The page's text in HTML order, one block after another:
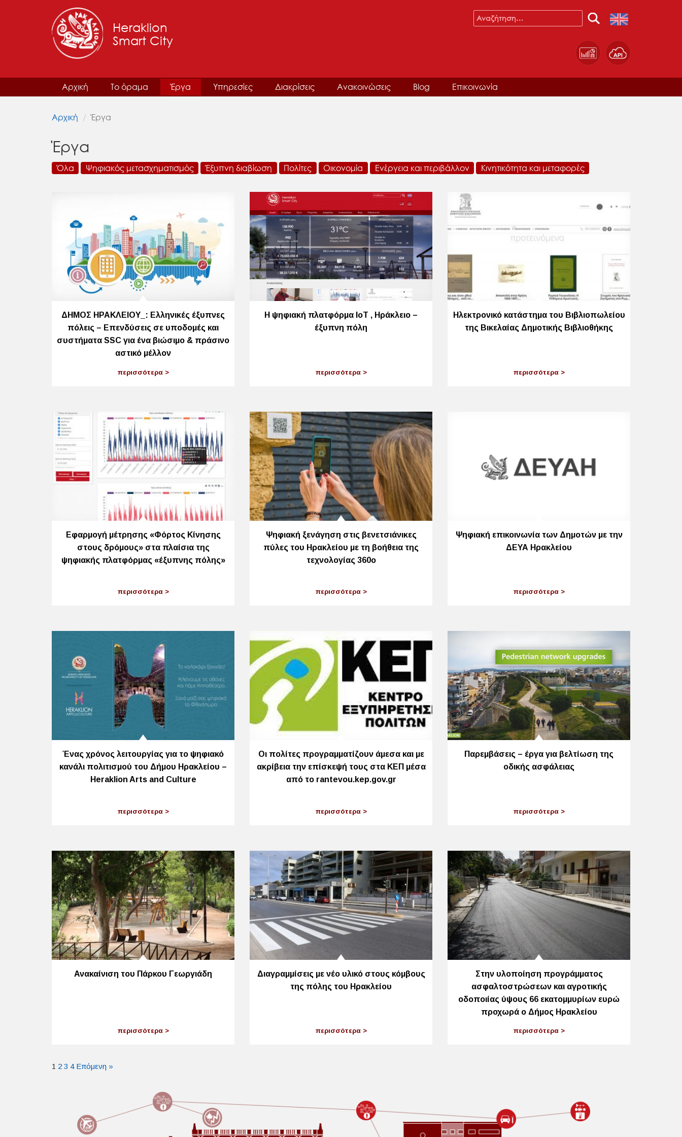
Heraklion
Smart City
Αρχική Το όραμα Έργα Υπηρεσίες Διακρίσεις Ανακοινώσεις Blog Επικοινωνία
Αρχική Έργα
Έργα
Όλα Ψηφιακός μετασχηματισμός Έξυπνη διαβίωση Πολίτες Οικονομία Ενέργεια και περιβάλλον Κινητικότητα και μεταφορές
ΔΗΜΟΣ ΗΡΑΚΛΕΙΟΥ_: Ελληνικές έξυπνες
πόλεις – Επενδύσεις σε υποδομές και
συστήματα SSC για ένα βιώσιμο & πράσινο
αστικό μέλλον
περισσότερα
Η ψηφιακή πλατφόρμα ΙοΤ , Ηράκλειο –
έξυπνη πόλη
περισσότερα
Ηλεκτρονικό κατάστημα του Βιβλιοπωλείου
της Βικελαίας Δημοτικής Βιβλιοθήκης
περισσότερα
Εφαρμογή μέτρησης «Φόρτος Κίνησης
στους δρόμους» στα πλαίσια της
ψηφιακής πλατφόρμας «έξυπνης πόλης»
περισσότερα
Ψηφιακή ξενάγηση στις βενετσιάνικες
πύλες του Ηρακλείου με τη βοήθεια της
τεχνολογίας 360ο
περισσότερα
Ψηφιακή επικοινωνία των Δημοτών με την
ΔΕΥΑ Ηρακλείου
περισσότερα
Ένας χρόνος λειτουργίας για το ψηφιακό
κανάλι πολιτισμού του Δήμου Ηρακλείου –
Heraklion Arts and Culture
περισσότερα
Οι πολίτες προγραμματίζουν άμεσα και με
ακρίβεια την επίσκεψή τους στα ΚΕΠ μέσα
από το rantevou.kep.gov.gr
περισσότερα
Παρεμβάσεις – έργα για βελτίωση της
οδικής ασφάλειας
περισσότερα
Ανακαίνιση του Πάρκου Γεωργιάδη
περισσότερα
Διαγραμμίσεις με νέο υλικό στους κόμβους
της πόλης του Ηρακλείου
περισσότερα
Στην υλοποίηση προγράμματος
ασφαλτοστρώσεων και αγροτικής
οδοποιίας ύψους 66 εκατομμυρίων ευρώ
προχωρά ο Δήμος Ηρακλείου
περισσότερα
1 2 3 4 Επόμενη »